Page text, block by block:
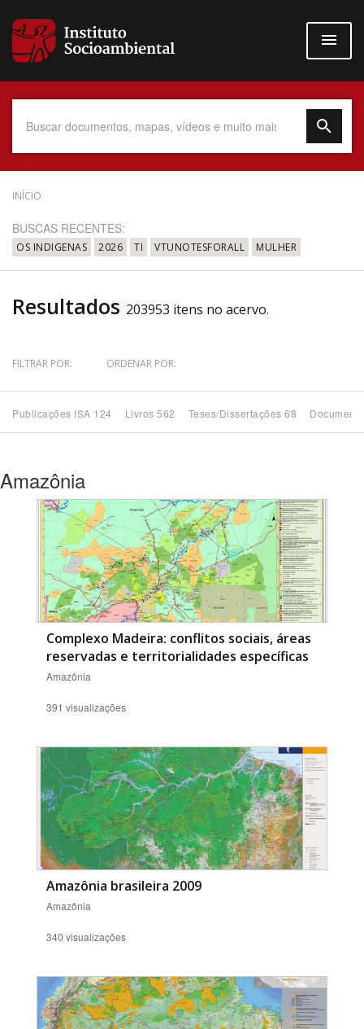
para
conteúdo
Data do Documento
Até
Povo Indígena
Subtema
Área de Levantamento
Área Protegida
BUSCAR
INÍCIO
BUSCAS RECENTES:
OS INDIGENAS 2026 TI VTUNOTESFORALL MULHER
Resultados 203953 itens no acervo.
FILTRAR POR: ORDENAR POR:
Publicações ISA 124 Livros 562 Teses/Dissertações 68
Amazônia
Complexo Madeira: conflitos sociais, áreas
reservadas e territorialidades específicas
Amazônia
391 visualizações
Amazônia brasileira 2009
Amazônia
340 visualizações